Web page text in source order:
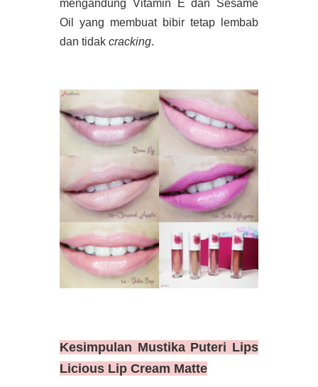
mengandung Vitamin E dan Sesame
Oil yang membuat bibir tetap lembab
dan tidak cracking.
Kesimpulan Mustika Puteri Lips
Licious Lip Cream Matte